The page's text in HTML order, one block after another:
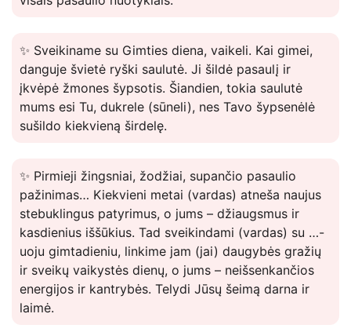
✨ Sveikiname su Gimties diena, vaikeli. Kai gimei,
danguje švietė ryški saulutė. Ji šildė pasaulį ir
įkvėpė žmones šypsotis. Šiandien, tokia saulutė
mums esi Tu, dukrele (sūneli), nes Tavo šypsenėlė
sušildo kiekvieną širdelę.
✨ Pirmieji žingsniai, žodžiai, supančio pasaulio
pažinimas… Kiekvieni metai (vardas) atneša naujus
stebuklingus patyrimus, o jums – džiaugsmus ir
kasdienius iššūkius. Tad sveikindami (vardas) su …-
uoju gimtadieniu, linkime jam (jai) daugybės gražių
ir sveikų vaikystės dienų, o jums – neišsenkančios
energijos ir kantrybės. Telydi Jūsų šeimą darna ir
laimė.